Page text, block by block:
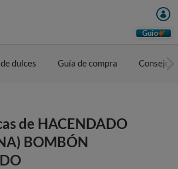
Guio
dulces Guía de compra Consejos
de HACENDADO
BOMBÓN